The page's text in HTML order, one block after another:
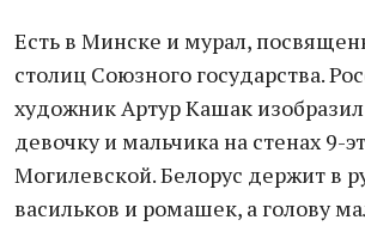
Есть в Минске и мурал,
столиц Союзного государства.
художник Артур Кашак
девочку и мальчика на стенах 9-
Могилевской. Белорус держит в
васильков и ромашек, а голову